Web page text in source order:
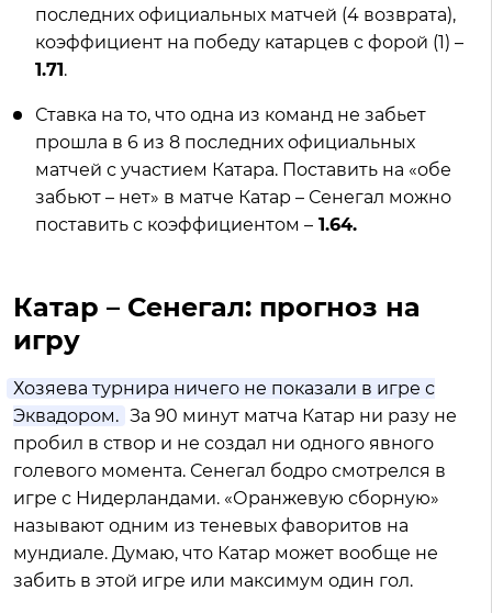
последних официальных матчей (4 возврата),
коэффициент на победу катарцев с форой (1) –
1.71 .
Ставка на то, что одна из команд не забьет
прошла в 6 из 8 последних официальных
матчей с участием Катара. Поставить на «обе
забьют – нет» в матче Катар – Сенегал можно
поставить с коэффициентом – 1.64.
Катар – Сенегал: прогноз на
игру
Хозяева турнира ничего не показали в игре с
Эквадором. За 90 минут матча Катар ни разу не
пробил в створ и не создал ни одного явного
голевого момента. Сенегал бодро смотрелся в
игре с Нидерландами. «Оранжевую сборную»
называют одним из теневых фаворитов на
мундиале. Думаю, что Катар может вообще не
забить в этой игре или максимум один гол.